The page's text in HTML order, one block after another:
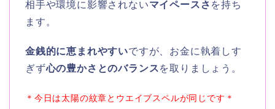
相手や環境に影響されないマイペースさ を持ち
ます。
金銭的に恵まれやすいですが、お金に執着しす
ぎず心の豊かさとのバランスを取りましょう。
＊今日は太陽の紋章とウエイブスペルが同じです＊